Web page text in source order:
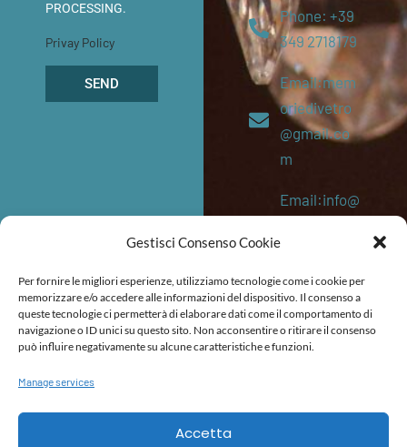
Gestisci Consenso Cookie
Per fornire le migliori esperienze, utilizziamo tecnologie come i cookie per
memorizzare e/o accedere alle informazioni del dispositivo. Il consenso a
queste tecnologie ci permetterà di elaborare dati come il comportamento di
navigazione o ID unici su questo sito. Non acconsentire o ritirare il consenso
può influire negativamente su alcune caratteristiche e funzioni.
Manage services
Accetta
PROCESSING.
Privay Policy
SEND
Phone: +39
349 2718179
Email:mem
oriedivetro
@gmail.co
m
Email:info@
etro.eu
P. IVA:
053645202
87